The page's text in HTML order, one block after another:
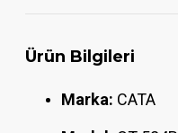
Ürün Bilgileri
Marka: CATA